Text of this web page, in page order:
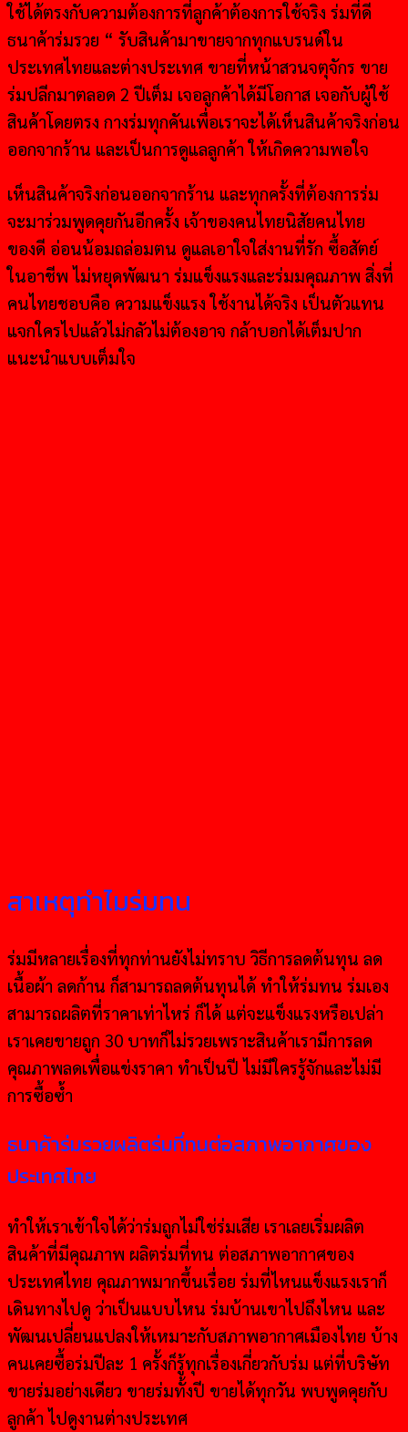
ใช้ได้ตรงกับความต้องการที่ลูกค้าต้องการใช้จริง ร่มที่ดี
ธนาค้าร่มรวย “ รับสินค้ามาขายจากทุกแบรนด์ใน
ประเทศไทยและต่างประเทศ ขายที่หน้าสวนจตุจักร ขาย
ร่มปลีกมาตลอด 2 ปีเต็ม เจอลูกค้าได้มีโอกาส เจอกับผู้ใช้
สินค้าโดยตรง กางร่มทุกคันเพื่อเราจะได้เห็นสินค้าจริงก่อน
ออกจากร้าน และเป็นการดูแลลูกค้า ให้เกิดความพอใจ
เห็นสินค้าจริงก่อนออกจากร้าน และทุกครั้งที่ต้องการร่ม
จะมาร่วมพูดคุยกันอีกครั้ง เจ้าของคนไทยนิสัยคนไทย
ของดี อ่อนน้อมถล่อมตน ดูแลเอาใจใส่งานที่รัก ซื้อสัตย์
ในอาชีพ ไม่หยุดพัฒนา ร่มแข็งแรงและร่มมคุณภาพ สิ่งที่
คนไทยชอบคือ ความแข็งแรง ใช้งานได้จริง เป็นตัวแทน
แจกใครไปแล้วไม่กลัวไม่ต้องอาจ กล้าบอกได้เต็มปาก
แนะนำแบบเต็มใจ
สาเหตุทำไมร่มทน
ร่มมีหลายเรื่องที่ทุกท่านยังไม่ทราบ วิธีการลดต้นทุน ลด
เนื้อผ้า ลดก้าน ก็สามารถลดต้นทุนได้ ทำให้ร่มทน ร่มเอง
สามารถผลิตที่ราคาเท่าไหร่ ก็ได้ แต่จะแข็งแรงหรือเปล่า
เราเคยขายถูก 30 บาทก็ไม่รวยเพราะสินค้าเรามีการลด
คุณภาพลดเพื่อแข่งราคา ทำเป็นปี ไม่มีใครรู้จักและไม่มี
การซื้อซ้ำ
ธนาค้าร่มรวยผลิตร่มที่ทนต่อสภาพอากาศของ
ประเทศไทย
ทำให้เราเข้าใจได้ว่าร่มถูกไม่ใช่ร่มเสีย เราเลยเริ่มผลิต
สินค้าที่มีคุณภาพ ผลิตร่มที่ทน ต่อสภาพอากาศของ
ประเทศไทย คุณภาพมากขึ้นเรื่อย ร่มที่ไหนแข็งแรงเราก็
เดินทางไปดู ว่าเป็นแบบไหน ร่มบ้านเขาไปถึงไหน และ
พัฒนเปลี่ยนแปลงให้เหมาะกับสภาพอากาศเมืองไทย บ้าง
คนเคยซื้อร่มปีละ 1 ครั้งก็รู้ทุกเรื่องเกี่ยวกับร่ม แต่ที่บริษัท
ขายร่มอย่างเดียว ขายร่มทั้งปี ขายได้ทุกวัน พบพูดคุยกับ
ลูกค้า ไปดูงานต่างประเทศ